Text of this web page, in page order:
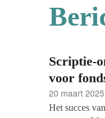
Scriptie-
voor
20 maart 2025
Het succes